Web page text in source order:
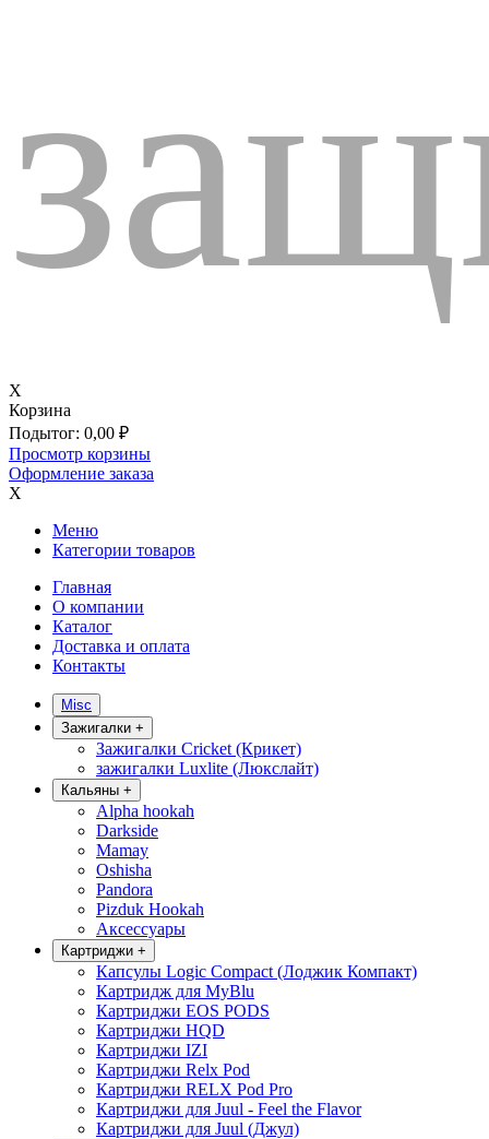
X
Корзина
Подытог: 0,00 ₽
Просмотр корзины
Оформление заказа
X
Меню
Категории товаров
Главная
О компании
Каталог
Доставка и оплата
Контакты
Misc
Зажигалки +
Зажигалки Cricket (Крикет)
зажигалки Luxlite (Люкслайт)
Кальяны +
Alpha hookah
Darkside
Mamay
Oshisha
Pandora
Pizduk Hookah
Аксессуары
Картриджи +
Капсулы Logic Compact (Лоджик Компакт)
Картридж для MyBlu
Картриджи EOS PODS
Картриджи HQD
Картриджи IZI
Картриджи Relx Pod
Картриджи RELX Pod Pro
Картриджи для Juul - Feel the Flavor
Картриджи для Juul (Джул)